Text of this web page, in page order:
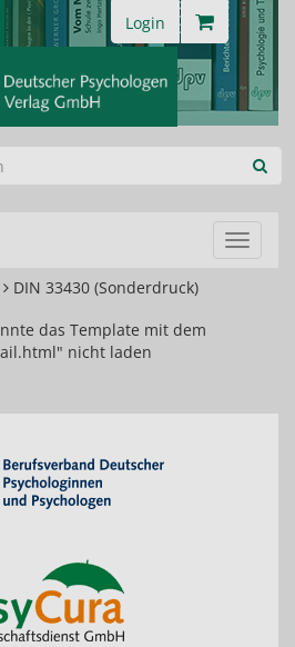
Login
ein-/
DIN 33430 (Sonderdruck)
das Template mit dem
nicht laden